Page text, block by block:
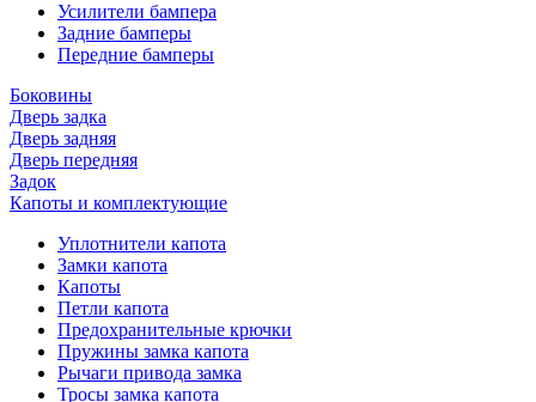
Усилители бампера
Задние бамперы
Передние бамперы
Боковины
Дверь задка
Дверь задняя
Дверь передняя
Задок
Капоты и комплектующие
Уплотнители капота
Замки капота
Капоты
Петли капота
Предохранительные крючки
Пружины замка капота
Рычаги привода замка
Тросы замка капота